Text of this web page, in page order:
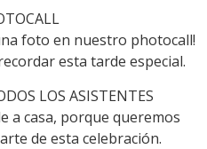
foto en nuestro photocall!
esta tarde especial.
LOS ASISTENTES
a casa, porque queremos
de esta celebración.